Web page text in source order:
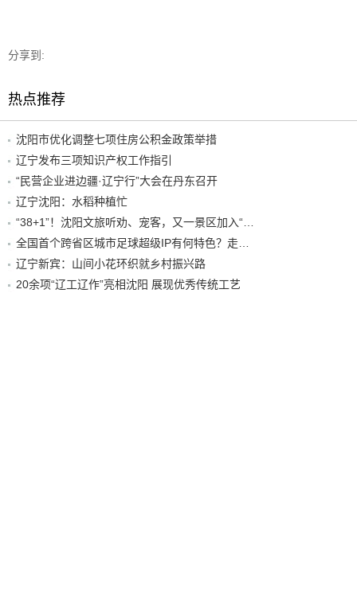
分享到:
热点推荐
沈阳市优化调整七项住房公积金政策举措
辽宁发布三项知识产权工作指引
“民营企业进边疆·辽宁行”大会在丹东召开
辽宁沈阳：水稻种植忙
辽宁新宾：山间小花环织就乡村振兴路
20余项“辽工辽作”亮相沈阳 展现优秀传统工艺